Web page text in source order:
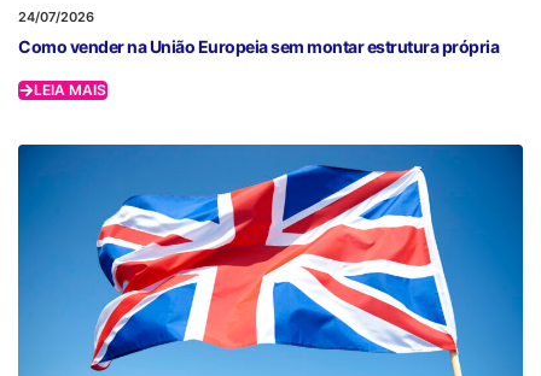
24/07/2026
Como vender na União Europeia sem montar estrutura própria
LEIA MAIS